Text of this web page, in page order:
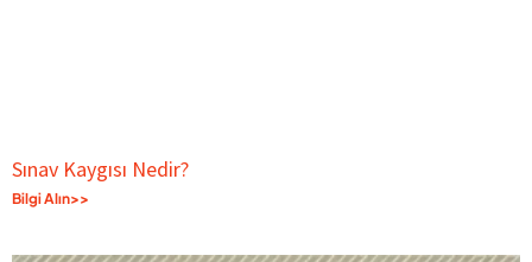
Sınav Kaygısı Nedir?
Bilgi Alın>>